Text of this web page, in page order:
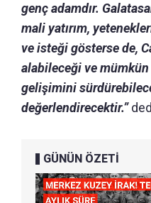
genç adamdır.
mali yatırım,
ve isteği gösterse de,
alabileceği ve
gelişimini
değerlendirecektir.”
GÜNÜN ÖZETİ